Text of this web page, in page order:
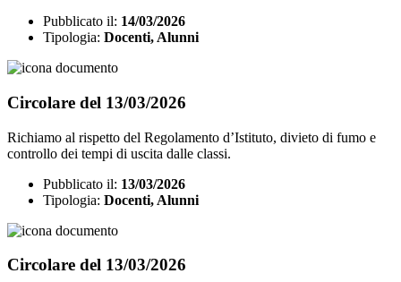
Pubblicato il: 14/03/2026
Tipologia: Docenti, Alunni
Circolare del 13/03/2026
Richiamo al rispetto del Regolamento d’Istituto, divieto di fumo e
controllo dei tempi di uscita dalle classi.
Pubblicato il: 13/03/2026
Tipologia: Docenti, Alunni
Circolare del 13/03/2026